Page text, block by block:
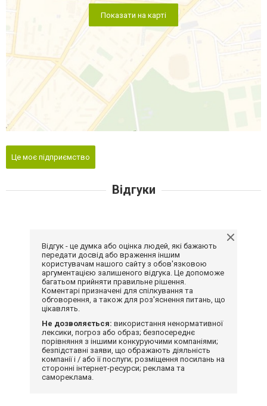
Показати на карті
Це моє підприємство
Відгуки
Відгук - це думка або оцінка людей, які бажають
передати досвід або враження іншим
користувачам нашого сайту з обов'язковою
аргументацією залишеного відгука. Це допоможе
багатьом прийняти правильне рішення.
Коментарі призначені для спілкування та
обговорення, а також для роз'яснення питань, що
цікавлять.
Не дозволяється: використання ненормативної
лексики, погроз або образ; безпосереднє
порівняння з іншими конкуруючими компаніями;
безпідставні заяви, що ображають діяльність
компанії і / або її послуги; розміщення посилань на
сторонні інтернет-ресурси; реклама та
самореклама.